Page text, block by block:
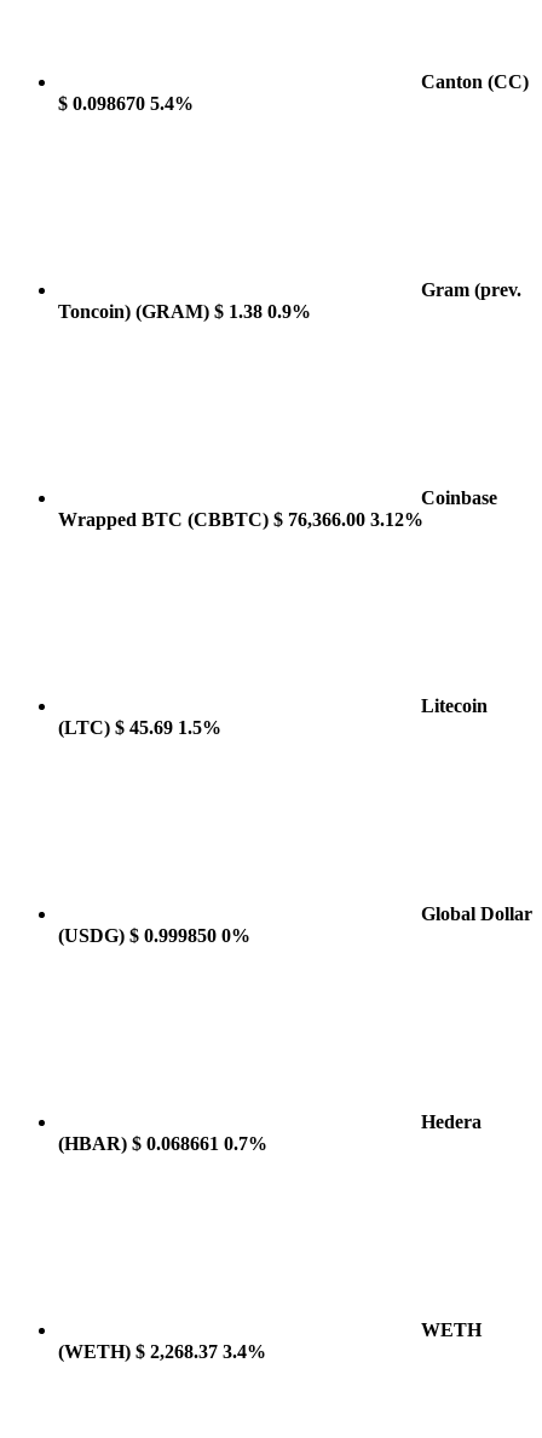
Canton (CC)
$ 0.098670 5.4%
Gram (prev.
Toncoin) (GRAM) $ 1.38 0.9%
Coinbase
Wrapped BTC (CBBTC) $ 76,366.00 3.12%
Litecoin
(LTC) $ 45.69 1.5%
Global Dollar
(USDG) $ 0.999850 0%
Hedera
(HBAR) $ 0.068661 0.7%
WETH
(WETH) $ 2,268.37 3.4%